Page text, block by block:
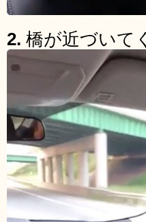
2. 橋が近づいて